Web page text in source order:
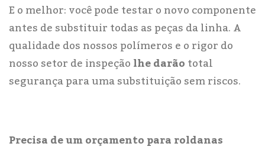
E o melhor: você pode testar o novo componente
antes de substituir todas as peças da linha. A
qualidade dos nossos polímeros e o rigor do
nosso setor de inspeçãolhe darãototal
segurança para uma substituição sem riscos.
Precisa de um orçamento para roldanas